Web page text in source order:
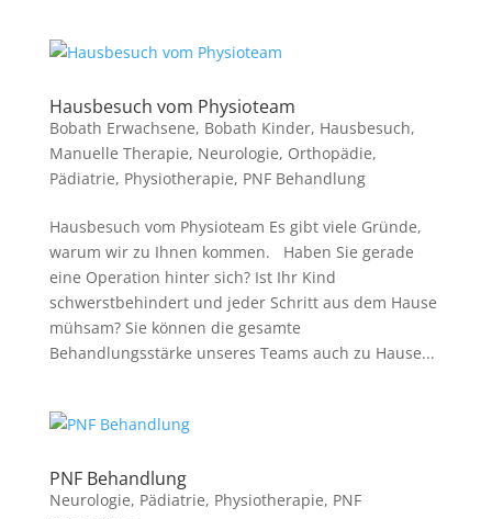
Hausbesuch vom Physioteam
Bobath Erwachsene, Bobath Kinder, Hausbesuch,
Manuelle Therapie, Neurologie, Orthopädie,
Pädiatrie, Physiotherapie, PNF Behandlung
Hausbesuch vom Physioteam Es gibt viele Gründe,
warum wir zu Ihnen kommen. Haben Sie gerade
eine Operation hinter sich? Ist Ihr Kind
schwerstbehindert und jeder Schritt aus dem Hause
mühsam? Sie können die gesamte
Behandlungsstärke unseres Teams auch zu Hause...
PNF Behandlung
Neurologie, Pädiatrie, Physiotherapie, PNF